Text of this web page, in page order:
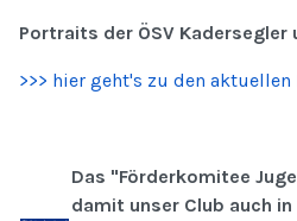
Portraits der ÖSV Kadersegler
>>> hier geht's zu den aktuellen
Das "Förderkomitee
damit unser Club auch in